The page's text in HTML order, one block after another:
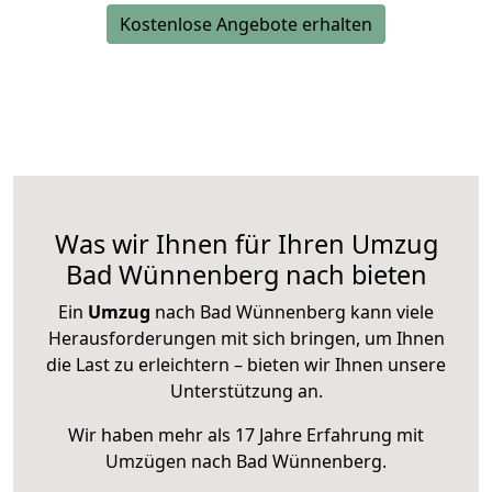
Kostenlose Angebote erhalten
Was wir Ihnen für Ihren Umzug
Bad Wünnenberg nach bieten
Ein Umzug nach Bad Wünnenberg kann viele
Herausforderungen mit sich bringen, um Ihnen
die Last zu erleichtern – bieten wir Ihnen unsere
Unterstützung an.
Wir haben mehr als 17 Jahre Erfahrung mit
Umzügen nach Bad Wünnenberg.